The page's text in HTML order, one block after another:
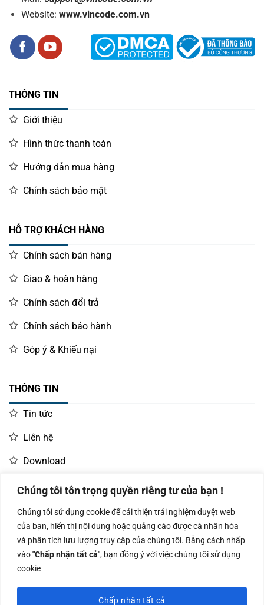
Chúng tôi tôn trọng quyền riêng tư của bạn !
Chúng tôi sử dụng cookie để cải thiện trải nghiệm duyệt web
của bạn, hiển thị nội dung hoặc quảng cáo được cá nhân hóa
và phân tích lưu lượng truy cập của chúng tôi. Bằng cách nhấp
vào"Chấp nhận tất cả", bạn đồng ý với việc chúng tôi sử dụng
cookie
Chấp nhận tất cả
Website: www.vincode.com.vn
THÔNG TIN
Giới thiệu
Hình thức thanh toán
Hướng dẫn mua hàng
Chính sách bảo mật
HỖ TRỢ KHÁCH HÀNG
Chính sách bán hàng
Giao & hoàn hàng
Chính sách đổi trả
Chính sách bảo hành
Góp ý & Khiếu nại
THÔNG TIN
Tin tức
Liên hệ
Download
LIÊN HỆ MUA HÀNG
Kinh doanh:
0966.93.1717
KD Dự Án: 0987
835 345
Kế Toán:
0987.919.040